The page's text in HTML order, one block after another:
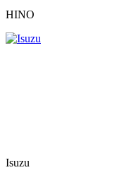
HINO
Isuzu